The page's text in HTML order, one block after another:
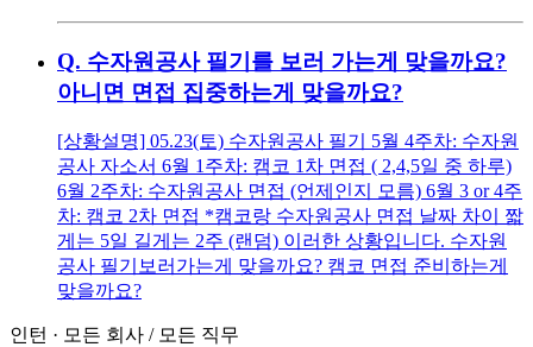
Q. 수자원공사 필기를 보러 가는게 맞을까요?
아니면 면접 집중하는게 맞을까요?
[상황설명] 05.23(토) 수자원공사 필기 5월 4주차: 수자원
공사 자소서 6월 1주차: 캠코 1차 면접 ( 2,4,5일 중 하루)
6월 2주차: 수자원공사 면접 (언제인지 모름) 6월 3 or 4주
차: 캠코 2차 면접 *캠코랑 수자원공사 면접 날짜 차이 짧
게는 5일 길게는 2주 (랜덤) 이러한 상황입니다. 수자원
공사 필기보러가는게 맞을까요? 캠코 면접 준비하는게
맞을까요?
인턴 · 모든 회사 / 모든 직무